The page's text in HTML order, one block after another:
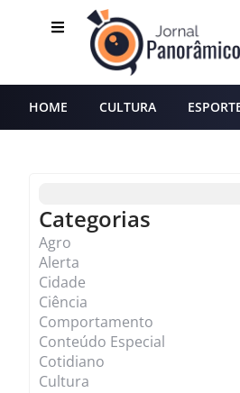
HOME CULTURA
Categorias
Agro
Alerta
Cidade
Ciência
Comportamento
Conteúdo Especial
Cotidiano
Cultura